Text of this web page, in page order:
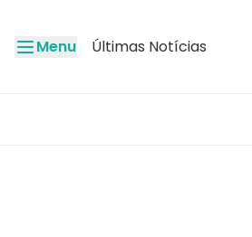
Menu Últimas Notícias